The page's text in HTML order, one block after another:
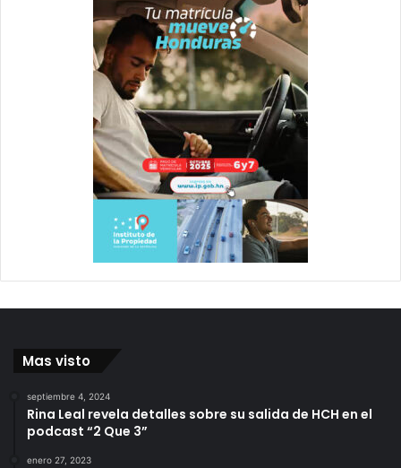
Mas visto
septiembre 4, 2024
Rina Leal revela detalles sobre su salida de HCH en el
podcast “2 Que 3”
enero 27, 2023